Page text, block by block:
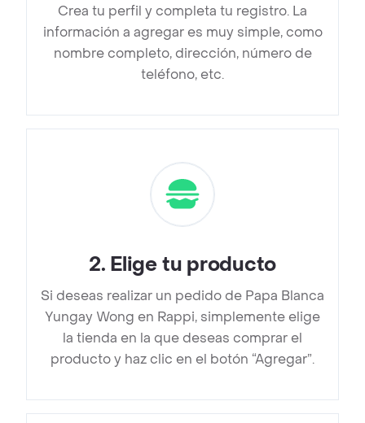
Crea tu perfil y completa tu registro. La
información a agregar es muy simple, como
nombre completo, dirección, número de
teléfono, etc.
2. Elige tu producto
Si deseas realizar un pedido de Papa Blanca
Yungay Wong en Rappi, simplemente elige
la tienda en la que deseas comprar el
producto y haz clic en el botón “Agregar”.